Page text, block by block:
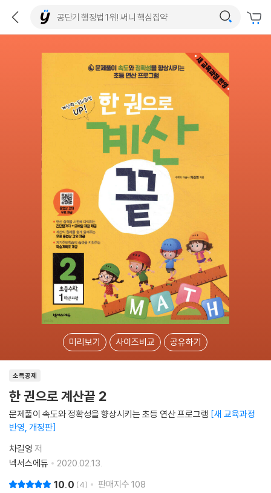
미리보기 사이즈비교 공유하기
소득공제
한 권으로 계산끝 2
문제풀이 속도와 정확성을 향상시키는 초등 연산 프로그램 새 교육과정
반영, 개정판
차길영 저
넥서스에듀
2020.02.13.
10.0 4 판매지수 108